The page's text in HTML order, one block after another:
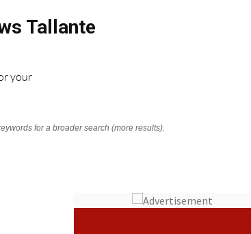
Tallante
your
for a broader search (more results).